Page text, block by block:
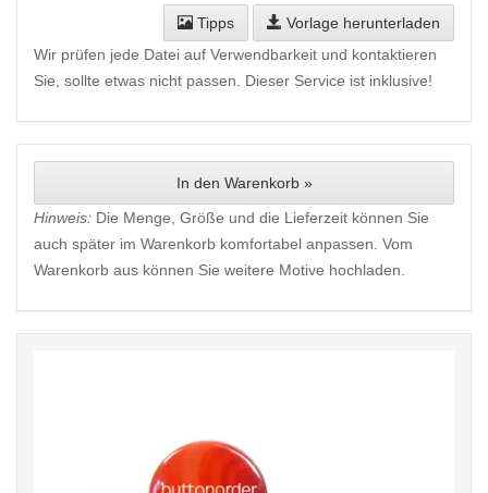
Tipps
Vorlage herunterladen
Wir prüfen jede Datei auf Verwendbarkeit und kontaktieren
Sie, sollte etwas nicht passen. Dieser Service ist inklusive!
In den Warenkorb »
Hinweis: Die Menge, Größe und die Lieferzeit können Sie
auch später im Warenkorb komfortabel anpassen. Vom
Warenkorb aus können Sie weitere Motive hochladen.